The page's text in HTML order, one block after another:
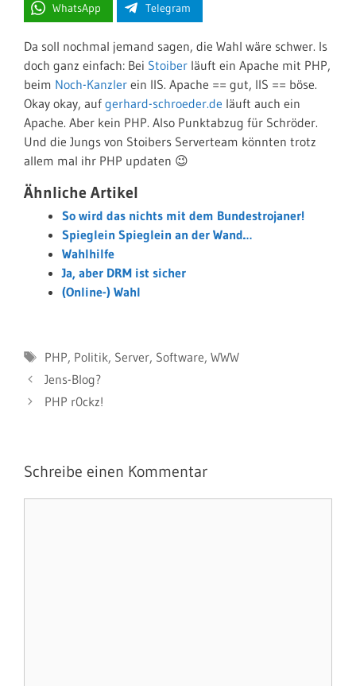
WhatsApp Telegram
Da soll nochmal jemand sagen, die Wahl wäre schwer. Is
doch ganz einfach: Bei Stoiber läuft ein Apache mit PHP,
beim Noch-Kanzler ein IIS. Apache == gut, IIS == böse.
Okay okay, auf gerhard-schroeder.de läuft auch ein
Apache. Aber kein PHP. Also Punktabzug für Schröder.
Und die Jungs von Stoibers Serverteam könnten trotz
allem mal ihr PHP updaten 😉
Ähnliche Artikel
So wird das nichts mit dem Bundestrojaner!
Spieglein Spieglein an der Wand…
Wahlhilfe
Ja, aber DRM ist sicher
(Online-) Wahl
Schlagwörter
PHP, Politik, Server, Software, WWW
Jens-Blog?
PHP r0ckz!
Schreibe einen Kommentar